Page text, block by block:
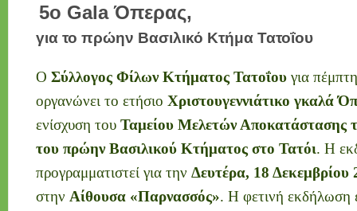
5ο Gala Όπερας,
για το πρώην Βασιλικό Κτήμα Τατοΐου
Ο Σύλλογος Φίλων Κτήματος Τατοΐου για
οργανώνει το ετήσιο Χριστουγεννιάτικο γκαλά
ενίσχυση του Ταμείου Μελετών Αποκατάστασης
του πρώην Βασιλικού Κτήματος στο Τατόι. Η
προγραμματιστεί για την Δευτέρα, 18 Δεκεμβρίου
στην Αίθουσα «Παρνασσός». Η φετινή εκδήλωση